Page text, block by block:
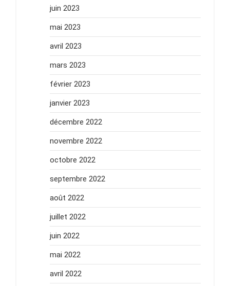
juin 2023
mai 2023
avril 2023
mars 2023
février 2023
janvier 2023
décembre 2022
novembre 2022
octobre 2022
septembre 2022
août 2022
juillet 2022
juin 2022
mai 2022
avril 2022